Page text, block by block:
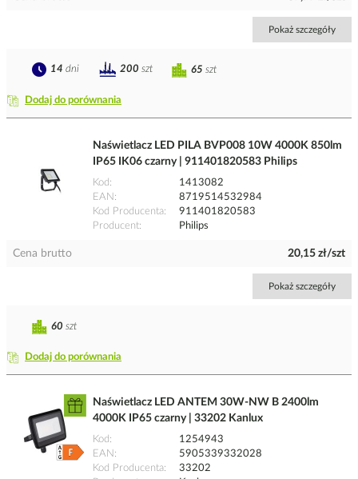
Pokaż szczegóły
Dodaj do porównania
65 szt
14 dni 200 szt
Naświetlacz LED PILA BVP008 10W 4000K 850lm
IP65 IK06 czarny | 911401820583 Philips
Kod
1413082
EAN
8719514532984
Kod Producenta
911401820583
Producent
Philips
Cena brutto 20,15 zł/szt
Pokaż szczegóły
Dodaj do porównania
60 szt
Naświetlacz LED ANTEM 30W-NW B 2400lm
4000K IP65 czarny | 33202 Kanlux
Kod
1254943
EAN
5905339332028
Kod Producenta
33202